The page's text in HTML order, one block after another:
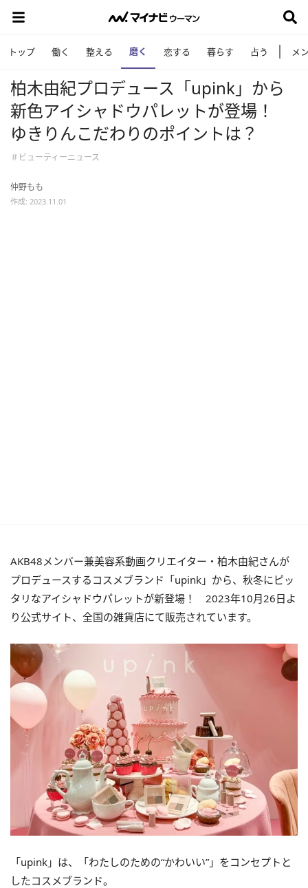
トップ 働く 整える 磨く 恋する 暮らす 占う メ
柏木由紀プロデュース「upink」から
新色アイシャドウパレットが登場！
ゆきりんこだわりのポイントは？
＃ビューティーニュース
仲野もも
作成: 2023.11.01
AKB48メンバー兼美容系動画クリエイター・柏木由紀さんが
プロデュースするコスメブランド「upink」から、秋冬にピッ
タリなアイシャドウパレットが新登場！ 2023年10月26日よ
り公式サイト、全国の雑貨店にて販売されています。
「upink」は、「わたしのための“かわいい”」をコンセプトと
したコスメブランド。